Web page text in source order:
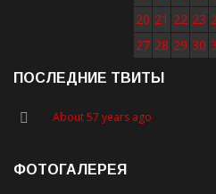
20 21 22 23
27 28 29 30
ПОСЛЕДНИЕ ТВИТЫ
About 57 years ago
ФОТОГАЛЕРЕЯ